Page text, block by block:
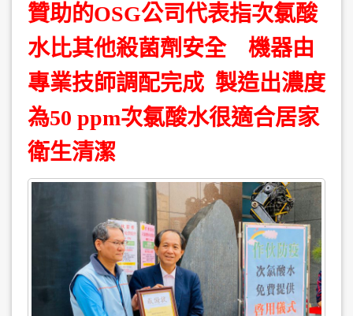
贊助的OSG公司代表指次氯酸
水比其他殺菌劑安全 機器由
專業技師調配完成 製造出濃度
為50 ppm次氯酸水很適合居家
衛生清潔